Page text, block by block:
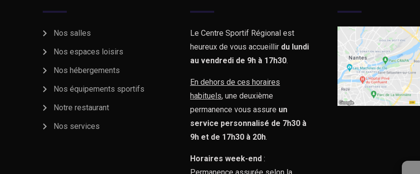
Nos salles
Nos espaces loisirs
Nos hébergements
Nos équipements sportifs
Notre restaurant
Nos services
Le Centre Sportif Régional est
heureux de vous accueillir du lundi
au vendredi de 9h à 17h30.
En dehors de ces horaires
habituels, une deuxième
permanence vous assure un
service personnalisé de 7h30 à
9h et de 17h30 à 20h.
Horaires week-end :